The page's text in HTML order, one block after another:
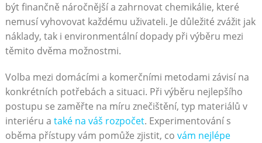
být finančně náročnější a zahrnovat chemikálie, které
nemusí vyhovovat každému uživateli. Je důležité zvážit jak
náklady, tak i environmentální dopady při výběru mezi
těmito dvěma možnostmi.
Volba mezi domácími a komerčními metodami závisí na
konkrétních potřebách a situaci. Při výběru nejlepšího
postupu se zaměřte na míru znečištění, typ materiálů v
interiéru a také na váš rozpočet. Experimentování s
oběma přístupy vám pomůže zjistit, co vám nejlépe